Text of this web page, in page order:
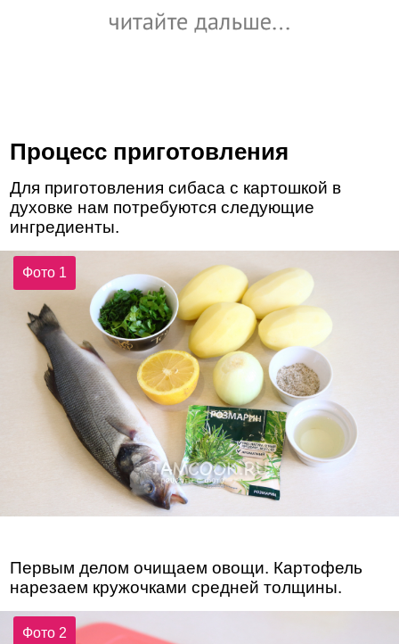
Процесс приготовления
Для приготовления сибаса с картошкой в
духовке нам потребуются следующие
ингредиенты.
Фото 1
Первым делом очищаем овощи. Картофель
нарезаем кружочками средней толщины.
Фото 2